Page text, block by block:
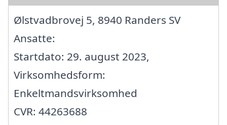
Ølstvadbrovej 5, 8940 Randers SV
Ansatte:
Startdato: 29. august 2023,
Virksomhedsform:
Enkeltmandsvirksomhed
CVR: 44263688